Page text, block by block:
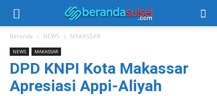
Beranda NEWS MAKASSAR
NEWS MAKASSAR
DPD KNPI Kota Makassar
Apresiasi Appi-Aliyah